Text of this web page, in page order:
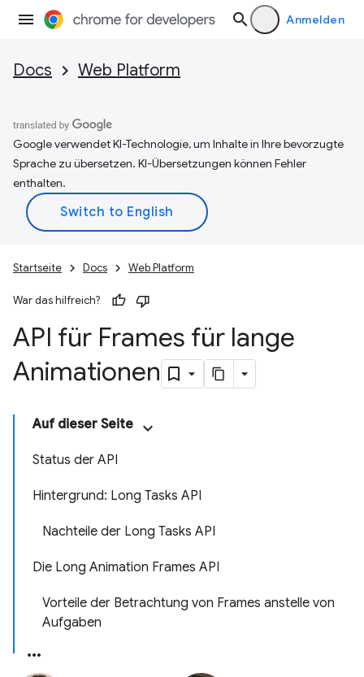
Anmelden
Docs Web Platform
Google verwendet KI-Technologie, um Inhalte in Ihre bevorzugte
Sprache zu übersetzen. KI-Übersetzungen können Fehler
enthalten.
Startseite Docs Web Platform
War das hilfreich?
API für Frames für lange
Animationen
Auf dieser Seite
Status der API
Hintergrund: Long Tasks API
Nachteile der Long Tasks API
Die Long Animation Frames API
Vorteile der Betrachtung von Frames anstelle von
Aufgaben